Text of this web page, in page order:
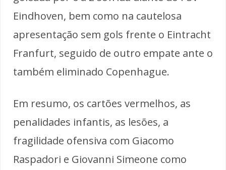
Eindhoven, bem como na cautelosa
apresentação sem gols frente o Eintracht
Franfurt, seguido de outro empate ante o
também eliminado Copenhague.
Em resumo, os cartões vermelhos, as
penalidades infantis, as lesões, a
fragilidade ofensiva com Giacomo
Raspadori e Giovanni Simeone como